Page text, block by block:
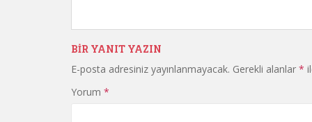
BIR YANIT YAZIN
E-posta adresiniz yayınlanmayacak. Gerekli alanlar *
Yorum *